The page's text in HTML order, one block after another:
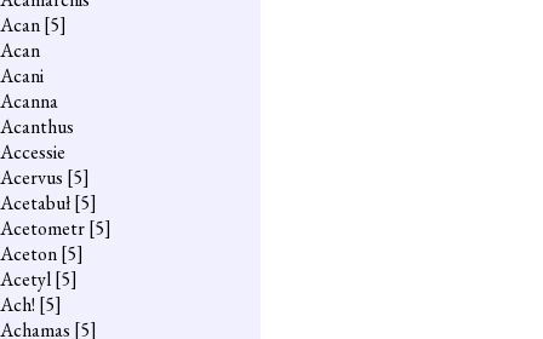
Acan[5]
Acan
Acani
Acanna
Acanthus
Accessie
Acervus [5]
Acetabuł[5]
Acetometr[5]
Aceton[5]
Acetyl[5]
Ach! [5]
Achamas [5]